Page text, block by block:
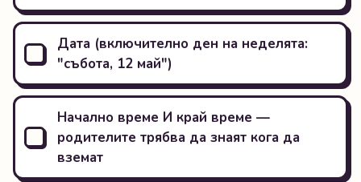
Дата (включително ден на неделята:
"събота, 12 май")
Начално време И край време —
родителите трябва да знаят кога да
вземат